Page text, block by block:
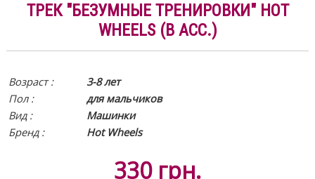
ТРЕК "БЕЗУМНЫЕ ТРЕНИРОВКИ" HOT
WHEELS (В АСС.)
Возраст :
3-8 лет
Пол :
для мальчиков
Вид :
Машинки
Бренд :
Hot Wheels
330 грн.